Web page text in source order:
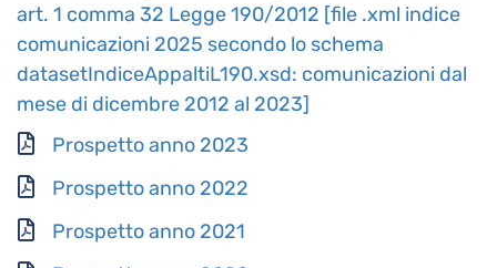
art. 1 comma 32 Legge 190/2012 [file .xml indice
comunicazioni 2025 secondo lo schema
datasetIndiceAppaltiL190.xsd: comunicazioni dal
mese di dicembre 2012 al 2023]
Prospetto anno 2023
Prospetto anno 2022
Prospetto anno 2021